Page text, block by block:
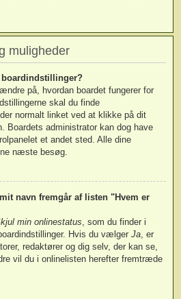
muligheder
på, hvordan boardet fungerer for
skal du finde
normalt linket ved at klikke på dit
Boardets administrator kan dog have
et andet sted. Alle dine
næste besøg.
navn fremgår af listen "Hvem er
min onlinestatus, som du finder i
Hvis du vælger Ja, er
redaktører og dig selv, der kan se,
vil du i onlinelisten herefter fremtræde